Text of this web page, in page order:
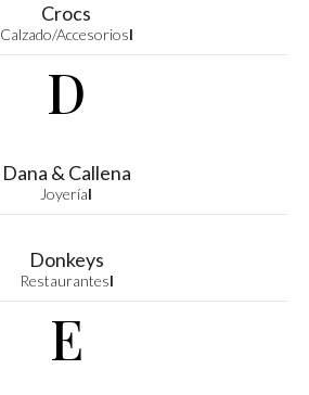
Crocs
Calzado/AccesoriosI
D
Dana & Callena
JoyeríaI
Donkeys
RestaurantesI
E